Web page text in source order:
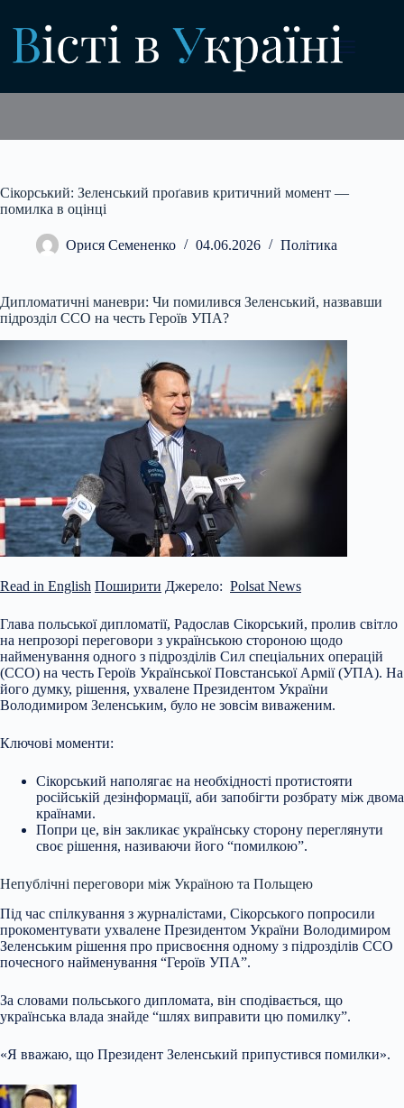
вмісту
Сікорський: Зеленський проґавив критичний момент —
помилка в оцінці
Орися Семененко 04.06.2026 Політика
Дипломатичні маневри: Чи помилився Зеленський, назвавши
підрозділ ССО на честь Героїв УПА?
Read in English Поширити Джерело: Polsat News
Глава польської дипломатії, Радослав Сікорський, пролив світло
на непрозорі переговори з українською стороною щодо
найменування одного з підрозділів Сил спеціальних операцій
(ССО) на честь Героїв Української Повстанської Армії (УПА). На
його думку, рішення, ухвалене Президентом України
Володимиром Зеленським, було не зовсім виваженим.
Ключові моменти:
Сікорський наполягає на необхідності протистояти
російській дезінформації, аби запобігти розбрату між двома
країнами.
Попри це, він закликає українську сторону переглянути
своє рішення, називаючи його “помилкою”.
Непублічні переговори між Україною та Польщею
Під час спілкування з журналістами, Сікорського попросили
прокоментувати ухвалене Президентом України Володимиром
Зеленським рішення про присвоєння одному з підрозділів ССО
почесного найменування “Героїв УПА”.
За словами польського дипломата, він сподівається, що
українська влада знайде “шлях виправити цю помилку”.
«Я вважаю, що Президент Зеленський припустився помилки».